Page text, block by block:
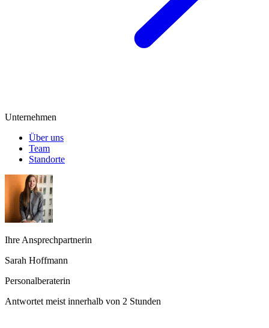
Unternehmen
Über uns
Team
Standorte
Ihre Ansprechpartnerin
Sarah Hoffmann
Personalberaterin
Antwortet meist innerhalb von 2 Stunden